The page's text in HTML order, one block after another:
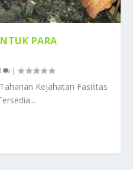
PARA
|
Kejahatan Fasilitas